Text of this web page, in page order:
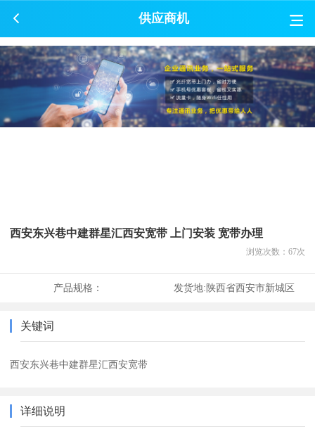
供应商机
西安东兴巷中建群星汇西安宽带 上门安装 宽带办理
浏览次数： 67次
产品规格： 发货地:陕西省西安市新城区
关键词
西安东兴巷中建群星汇西安宽带
详细说明